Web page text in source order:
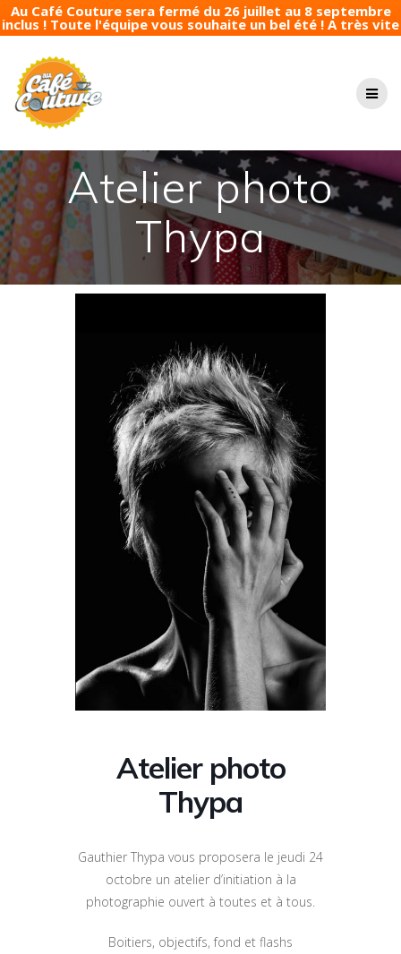
Au Café Couture sera fermé du 26 juillet au 8 septembre
inclus ! Toute l'équipe vous souhaite un bel été ! A très vite
Atelier photo
Thypa
Atelier photo
Thypa
Gauthier Thypa vous proposera le jeudi 24
octobre un atelier d’initiation à la
photographie ouvert à toutes et à tous.
Boitiers, objectifs, fond et flashs